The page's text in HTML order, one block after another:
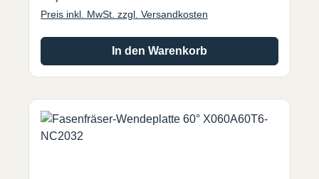
Preis inkl. MwSt. zzgl. Versandkosten
In den Warenkorb